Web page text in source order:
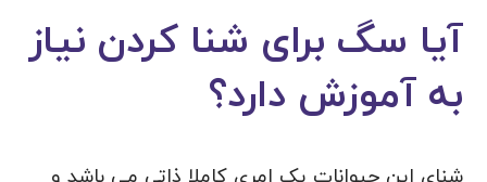
آیا سگ برای شنا کردن نیاز
به آموزش دارد؟